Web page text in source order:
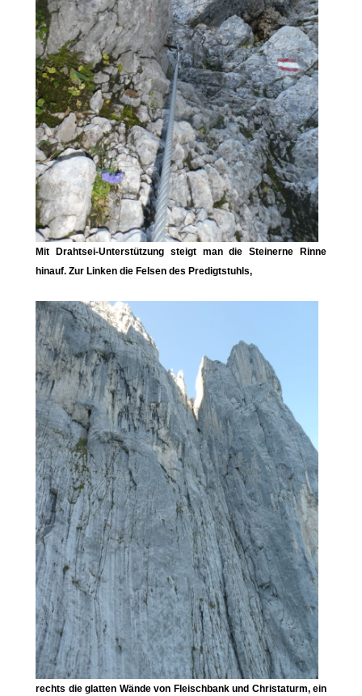
Mit Drahtsei-Unterstützung steigt man dieSteinerne Rinne
hinauf. Zur Linken die Felsen des Predigtstuhls,
rechts die glatten Wände von Fleischbankund Christaturm, ein